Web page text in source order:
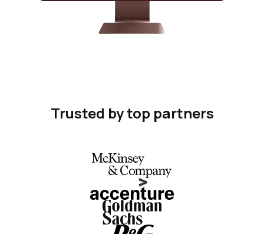
Trusted by top partners